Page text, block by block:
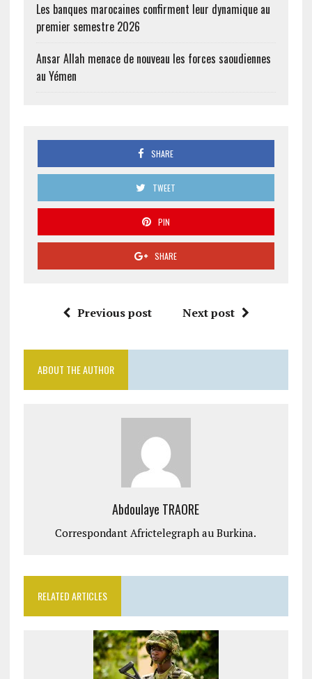
Les banques marocaines confirment leur dynamique au
premier semestre 2026
Ansar Allah menace de nouveau les forces saoudiennes
au Yémen
SHARE
TWEET
PIN
SHARE
Previous post Next post
ABOUT THE AUTHOR
Abdoulaye TRAORE
Correspondant Africtelegraph au Burkina.
RELATED ARTICLES